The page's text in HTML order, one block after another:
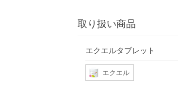
取り扱い商品
エクエルタブレット
エクエル